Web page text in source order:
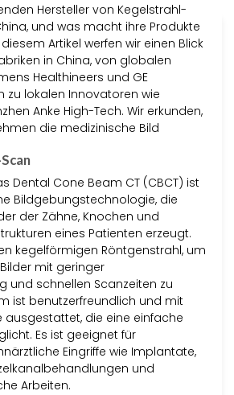
Hersteller von Kegelstrahl-
und was macht ihre Produkte
Artikel werfen wir einen Blick
in China, von globalen
Healthineers und GE
zu lokalen Innovatoren wie
Anke High-Tech. Wir erkunden,
die medizinische Bild
Dental Cone Beam CT (CBCT) ist
Bildgebungstechnologie, die
der Zähne, Knochen und
eines Patienten erzeugt.
kegelförmigen Röntgenstrahl, um
mit geringer
und schnellen Scanzeiten zu
ist benutzerfreundlich und mit
ausgestattet, die eine einfache
Es ist geeignet für
Eingriffe wie Implantate,
und
Arbeiten.